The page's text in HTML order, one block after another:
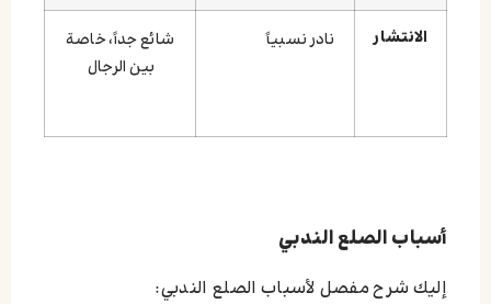
الانتشار نادر نسبياً
شائع جداً، خاصة
بين الرجال
أسباب الصلع الندبي
إليك شرح مفصل لأسباب الصلع الندبي: